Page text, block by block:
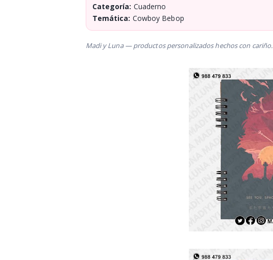
Categoría: Cuaderno
Temática: Cowboy Bebop
Madi y Luna — productos personalizados hechos con cariño.